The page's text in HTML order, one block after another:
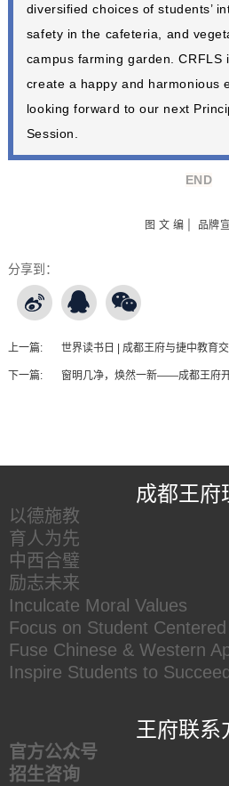
diversified choices of students’
safety in the cafeteria, and
campus farming garden. CRFLS
create a happy and harmonious
looking forward to our next
Session.
END
图 文 编 | 品牌
分享到：
上一篇: 世界读书日 | 成都王府与捷中教育
下一篇: 窗明几净，焕然一新——成都王府
成都王府
以德施教
育人为先
中西合璧
励志未来
Inculcate Moral Values
Focus on Student
Fuse Chinese & Western
Inspire Students to Succeed
王府联系
官方公众号
招生咨询